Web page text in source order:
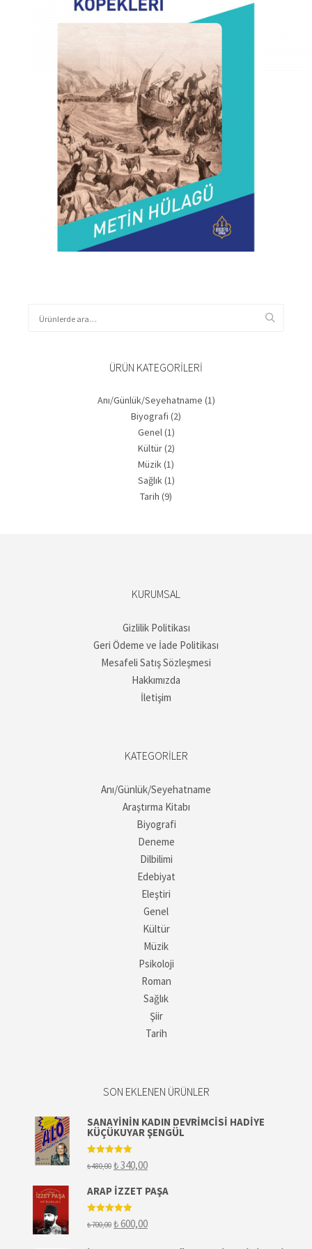
₺350,00₺300,00
ÜRÜN KATEGORILERI
Anı/Günlük/Seyehatname (1)
Biyografi (2)
Genel(1)
Kültür(2)
Müzik(1)
Sağlık(1)
Tarih (9)
KURUMSAL
Gizlilik Politikası
Geri Ödeme ve İade Politikası
Mesafeli Satış Sözleşmesi
Hakkımızda
İletişim
KATEGORILER
Anı/Günlük/Seyehatname
Araştırma Kitabı
Biyografi
Deneme
Dilbilimi
Edebiyat
Eleştiri
Genel
Kültür
Müzik
Psikoloji
Roman
Sağlık
Şiir
Tarih
SON EKLENEN ÜRÜNLER
SANAYININ KADIN DEVRIMCISI HADIYE
KÜÇÜKUYAR ŞENGÜL
5 üzerinden
5.00oy aldı
₺480,00 Orijinal
fiyat:
₺ 480,00.
₺340,00Şu
andaki
fiyat:
₺ 340,00.
ARAP İZZET PAŞA
5 üzerinden
5.00oy aldı
₺700,00 Orijinal
fiyat:
₺600,00Şu
andaki